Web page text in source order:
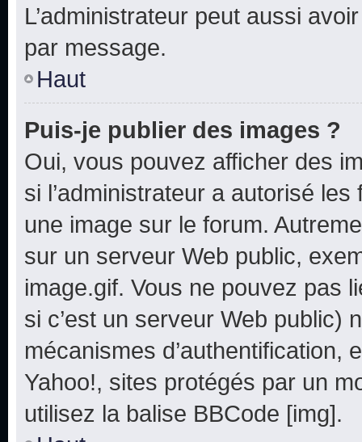
L’administrateur peut aussi
par message.
Haut
Puis-je publier des images ?
Oui, vous pouvez afficher des
si l’administrateur a autorisé
une image sur le forum.
sur un serveur Web public,
image.gif. Vous ne pouvez pas
si c’est un serveur Web public)
mécanismes d’authentification,
Yahoo!, sites protégés par un
utilisez la balise BBCode [img].